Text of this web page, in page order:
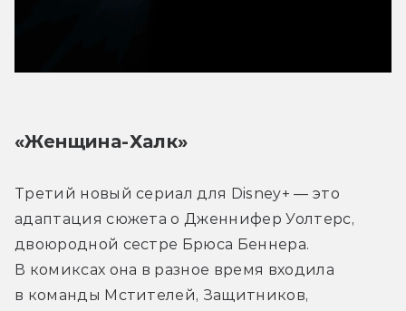
«Женщина-Халк»
Третий новый сериал для Disney+ — это
адаптация сюжета о Дженнифер Уолтерс,
двоюродной сестре Брюса Беннера.
В комиксах она в разное время входила
в команды Мстителей, Защитников,